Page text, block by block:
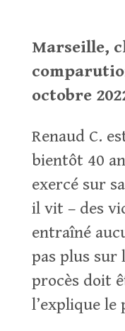
Marseille,
octobre
Renaud C.
bientôt 40
exercé sur
il vit – des
entraîné
pas plus sur
procès doit
l’explique le